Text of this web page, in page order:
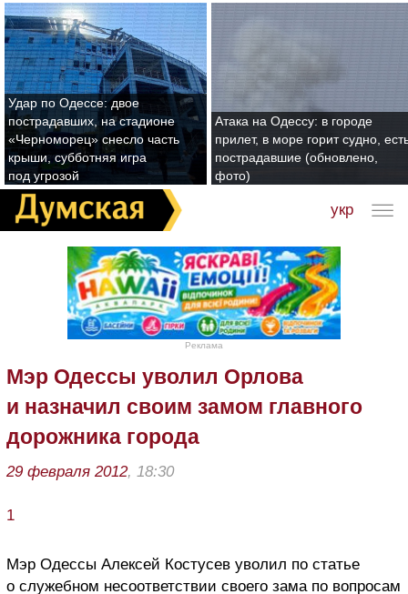
Удар по Одессе: двое
пострадавших, на стадионе
«Черноморец» снесло часть
крыши, субботняя игра
под угрозой
Атака на Одессу: в городе
прилет, в море горит судно,
пострадавшие (обновлено,
фото)
укр
Реклама
Мэр Одессы уволил Орлова
и назначил своим замом главного
дорожника города
29 февраля 2012, 18:30
1
Мэр Одессы Алексей Костусев уволил по статье
о служебном несоответствии своего зама по вопросам